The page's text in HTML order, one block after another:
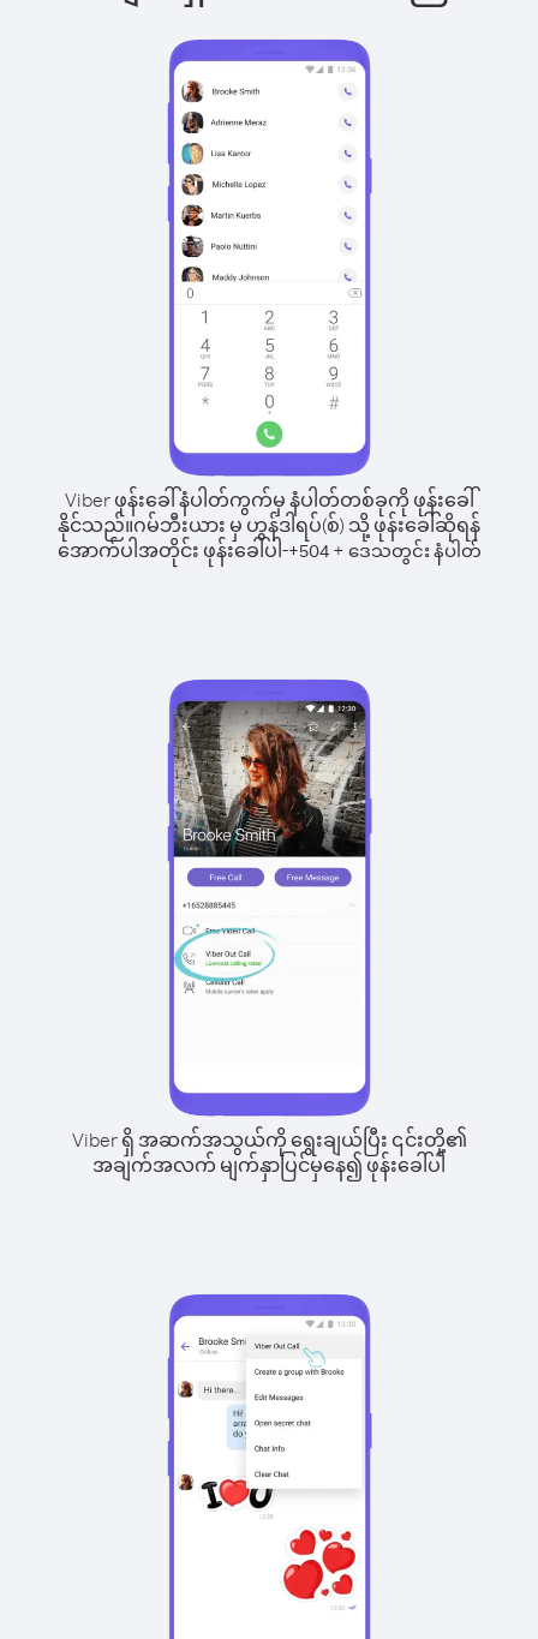
Viber ဖုန်းခေါ်နံပါတ်ကွက်မှ နံပါတ်တစ်ခုကို ဖုန်းခေါ်
နိုင်သည်။ဂမ်ဘီးယား မှ ဟွန်ဒါရပ်(စ်) သို့ ဖုန်းခေါ်ဆိုရန်
အောက်ပါအတိုင်း ဖုန်းခေါ်ပါ-+504+ ဒေသတွင်း နံပါတ်
Viber ရှိ အဆက်အသွယ်ကို ရွေးချယ်ပြီး ၎င်းတို့၏
အချက်အလက် မျက်နှာပြင်မှနေ၍ ဖုန်းခေါ်ပါ